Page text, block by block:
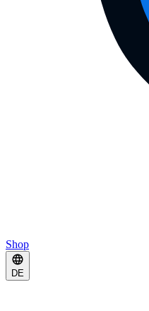
Shop
DE